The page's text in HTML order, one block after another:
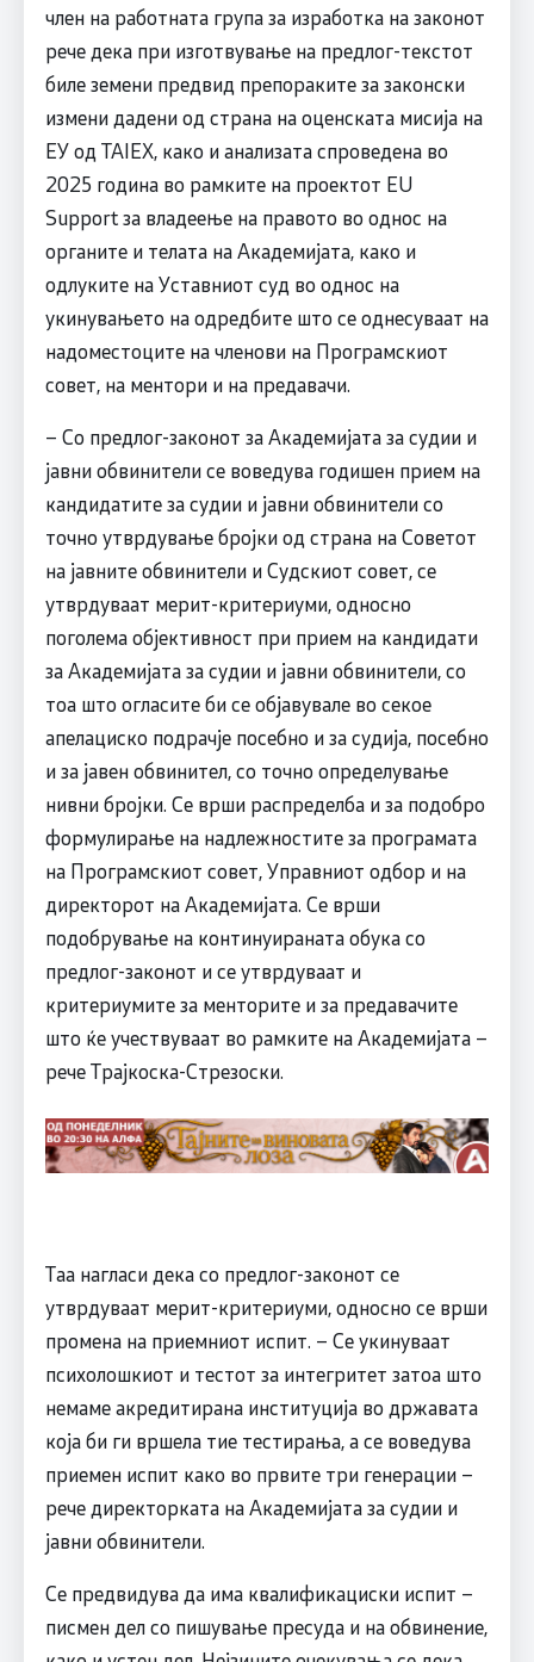
член на работната група за изработка на законот
рече дека при изготвување на предлог-текстот
биле земени предвид препораките за законски
измени дадени од страна на оценската мисија на
ЕУ од TAIEX, како и анализата спроведена во
2025 година во рамките на проектот EU
Support за владеење на правото во однос на
органите и телата на Академијата, како и
одлуките на Уставниот суд во однос на
укинувањето на одредбите што се однесуваат на
надоместоците на членови на Програмскиот
совет, на ментори и на предавачи.
– Со предлог-законот за Академијата за судии и
јавни обвинители се воведува годишен прием на
кандидатите за судии и јавни обвинители со
точно утврдување бројки од страна на Советот
на јавните обвинители и Судскиот совет, се
утврдуваат мерит-критериуми, односно
поголема објективност при прием на кандидати
за Академијата за судии и јавни обвинители, со
тоа што огласите би се објавувале во секое
апелациско подрачје посебно и за судија, посебно
и за јавен обвинител, со точно определување
нивни бројки. Се врши распределба и за подобро
формулирање на надлежностите за програмата
на Програмскиот совет, Управниот одбор и на
директорот на Академијата. Се врши
подобрување на континуираната обука со
предлог-законот и се утврдуваат и
критериумите за менторите и за предавачите
што ќе учествуваат во рамките на Академијата –
рече Трајкоска-Стрезоски.
Таа нагласи дека со предлог-законот се
утврдуваат мерит-критериуми, односно се врши
промена на приемниот испит. – Се укинуваат
психолошкиот и тестот за интегритет затоа што
немаме акредитирана институција во државата
која би ги вршела тие тестирања, а се воведува
приемен испит како во првите три генерации –
рече директорката на Академијата за судии и
јавни обвинители.
Се предвидува да има квалификациски испит –
писмен дел со пишување пресуда и на обвинение,